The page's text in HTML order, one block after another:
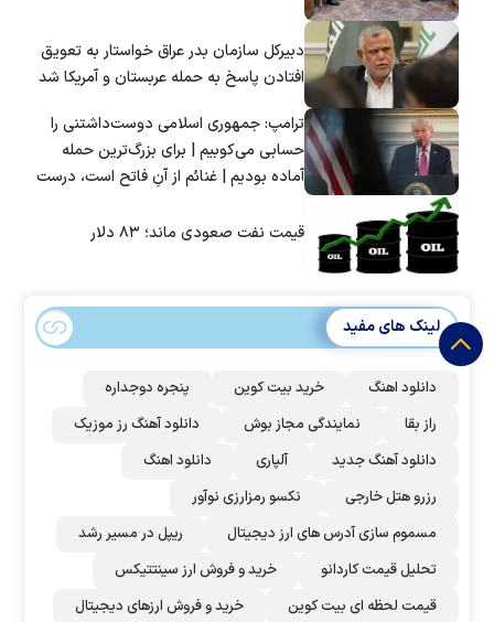
دبیرکل سازمان بدر عراق خواستار به تعویق
افتادن پاسخ به حمله عربستان و آمریکا شد
ترامپ: جمهوری اسلامی دوست‌داشتنی را
حسابی می‌کوبیم | برای بزرگ‌ترین حمله
آماده بودیم | غنائم از آنِ فاتح است، درست
قیمت نفت صعودی ماند؛ ۸۳ دلار
لینک های مفید
دانلود اهنگ خرید بیت کوین
پنجره دوجداره
راز بقا
نمایندگی مجاز بوش
دانلود آهنگ رز‌ موزیک
دانلود آهنگ جدید
آلپاری
دانلود اهنگ
رزرو هتل خارجی
نکسو رمزارزی نوآور
مسموم سازی آدرس های ارز دیجیتال
ریپل در مسیر رشد
تحلیل قیمت کاردانو
خرید و فروش ارز سینتتیکس
قیمت لحظه ای بیت کوین
خرید و فروش ارزهای دیجیتال